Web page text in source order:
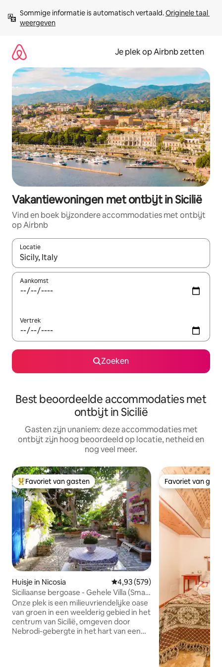
direct
naar
Sommige informatie is automatisch vertaald. Originele taal
weergeven
Je plek op Airbnb zetten
Vakantiewoningen met ontbijt in Sicilië
Vind en boek bijzondere accommodaties met ontbijt
op Airbnb
Locatie
Wanneer er resultaten beschikbaar zijn, maak je een keuze
Aankomst
Vertrek
Zoeken
Best beoordeelde accommodaties met
ontbijt in Sicilië
Gasten zijn unaniem: deze accommodaties met
ontbijt zijn hoog beoordeeld op locatie, netheid en
nog veel meer.
Topfavoriet van gasten
Favoriet van gasten
Huisje in Nicosia Gemiddelde beoordeling van
4,93 (579)
Siciliaanse bergoase - Gehele Villa (Smart
W.
Onze plek is een milieuvriendelijke oase
van groen in een weelderig gebied in het
centrum van Sicilië, omgeven door
Nebrodi-gebergte in het hart van een
Favoriet van
Favoriet van